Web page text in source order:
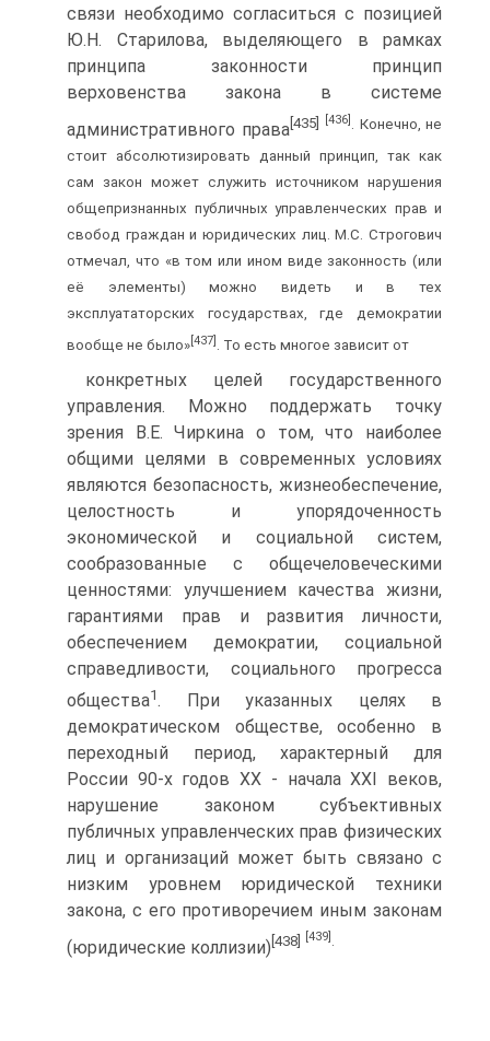
связи необходимо согласиться с позицией
Ю.Н. Старилова, выделяющего в рамках
принципа законности принцип
верховенства закона в системе
административного права [435] [436]
. Конечно, не
стоит абсолютизировать данный принцип, так как
сам закон может служить источником нарушения
общепризнанных публичных управленческих прав и
свобод граждан и юридических лиц. М.С. Строгович
отмечал, что «в том или ином виде законность (или
её элементы) можно видеть и в тех
эксплуататорских государствах, где демократии
вообще не было»[437] . То есть многое зависит от
конкретных целей государственного
управления. Можно поддержать точку
зрения В.Е. Чиркина о том, что наиболее
общими целями в современных условиях
являются безопасность, жизнеобеспечение,
целостность и упорядоченность
экономической и социальной систем,
сообразованные с общечеловеческими
ценностями: улучшением качества жизни,
гарантиями прав и развития личности,
обеспечением демократии, социальной
справедливости, социального прогресса
общества1. При указанных целях в
демократическом обществе, особенно в
переходный период, характерный для
России 90-х годов XX - начала XXI веков,
нарушение законом субъективных
публичных управленческих прав физических
лиц и организаций может быть связано с
низким уровнем юридической техники
закона, с его противоречием иным законам
(юридические коллизии) [438] [439] .